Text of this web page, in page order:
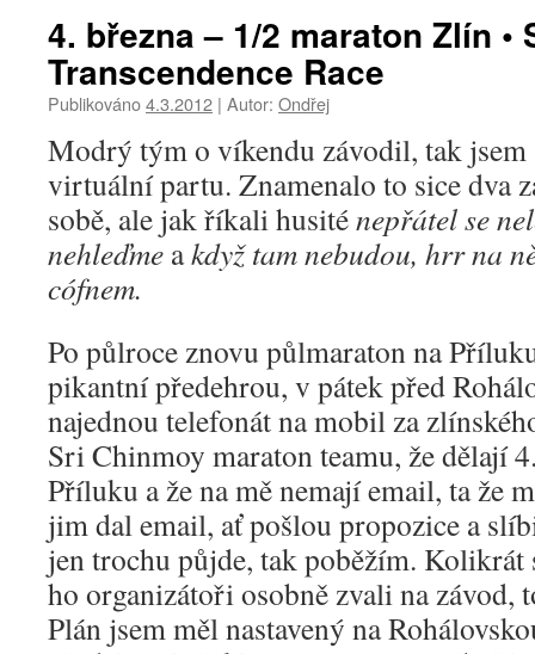
4. března – 1/2 maraton Zlín •
Transcendence Race
Publikováno4.3.2012 | Autor: Ondřej
Modrý tým o víkendu závodil, tak jsem
virtuální partu. Znamenalo to sice dva
sobě, ale jak říkali husiténepřátel se
nehleďme akdyž tam nebudou, hrr na
cófnem.
Po půlroce znovu půlmaraton na
pikantní předehrou, v pátek před
najednou telefonát na mobil za
Sri Chinmoy maraton teamu, že dělají
Příluku a že na mě nemají email, ta že
jim dal email, ať pošlou propozice a
jen trochu půjde, tak poběžím. Kolikrát
ho organizátoři osobně zvali na závod,
Plán jsem měl nastavený na